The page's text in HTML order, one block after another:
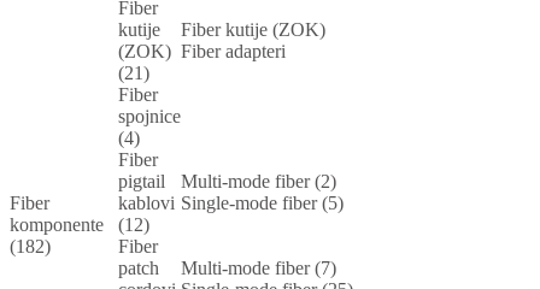
Fiber
komponente
(182)
Fiber
kutije
(ZOK)
(21)
Fiber kutije (ZOK)
Fiber adapteri
Fiber
spojnice
(4)
Fiber
pigtail
kablovi
(12)
Multi-mode fiber (2)
Single-mode fiber (5)
Fiber
patch
Multi-mode fiber (7)